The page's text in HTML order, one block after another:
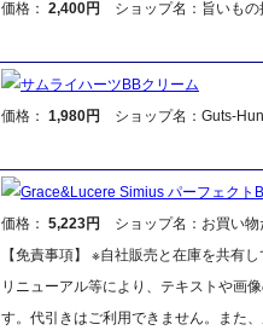
価格： 2,400円 ショップ名：旨いもの
サムライハーツBBクリーム
価格： 1,980円 ショップ名：Guts-
Grace&Lucere Simius パーフェクト
価格： 5,223円
ショップ名：お買い物
【免責事項】 ※自社販売と在庫を共有
リニューアル等により、テキストや画
す。代引きはご利用できません。また